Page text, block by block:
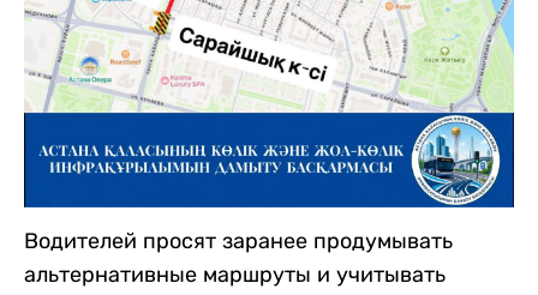
Водителей просят заранее продумывать
альтернативные маршруты и учитывать